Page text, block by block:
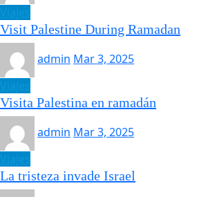
Visit Palestine During Ramadan
admin Mar 3, 2025
Visita Palestina en ramadán
admin Mar 3, 2025
La tristeza invade Israel